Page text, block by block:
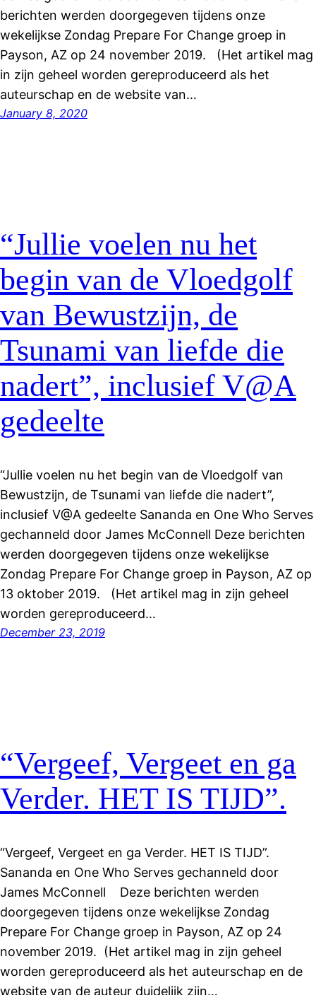
berichten werden doorgegeven tijdens onze
wekelijkse Zondag Prepare For Change groep in
Payson, AZ op 24 november 2019. (Het artikel mag
in zijn geheel worden gereproduceerd als het
auteurschap en de website van…
January 8, 2020
“Jullie voelen nu het
begin van de Vloedgolf
van Bewustzijn, de
Tsunami van liefde die
nadert”, inclusief V@A
gedeelte
“Jullie voelen nu het begin van de Vloedgolf van
Bewustzijn, de Tsunami van liefde die nadert”,
inclusief V@A gedeelte Sananda en One Who Serves
gechanneld door James McConnell Deze berichten
werden doorgegeven tijdens onze wekelijkse
Zondag Prepare For Change groep in Payson, AZ op
13 oktober 2019. (Het artikel mag in zijn geheel
worden gereproduceerd…
December 23, 2019
“ Vergeef, Vergeet en ga
Verder. HET IS TIJD”.
“Vergeef, Vergeet en ga Verder. HET IS TIJD”.
Sananda en One Who Serves gechanneld door
James McConnell Deze berichten werden
doorgegeven tijdens onze wekelijkse Zondag
Prepare For Change groep in Payson, AZ op 24
november 2019. (Het artikel mag in zijn geheel
worden gereproduceerd als het auteurschap en de
website van de auteur duidelijk zijn…